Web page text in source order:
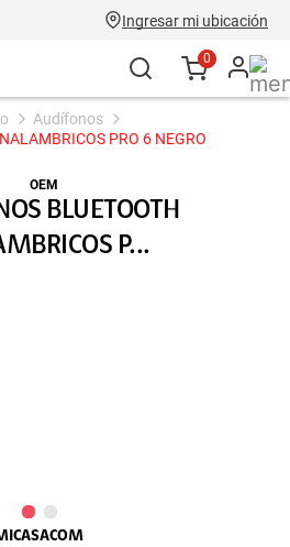
Ingresar mi ubicación
0
audífonos
PRO 6 NEGRO
OEM
BLUETOOTH
P...